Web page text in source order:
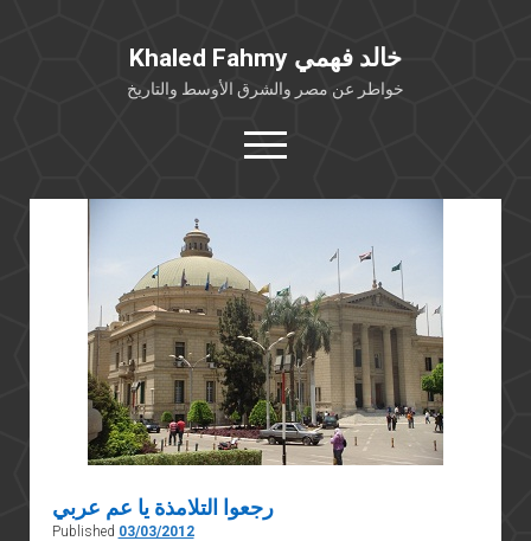
Khaled Fahmy خالد فهمي
خواطر عن مصر والشرق الأوسط والتاريخ
open
menu
twitterfacebook
خلفية شخصية
كتابات أكاديمية
مقالات صحافية
بوستات من فيسبوك
مقابلات في الإعلام
Languages
رجعوا التلامذة يا عم عربي
Published 03/03/2012